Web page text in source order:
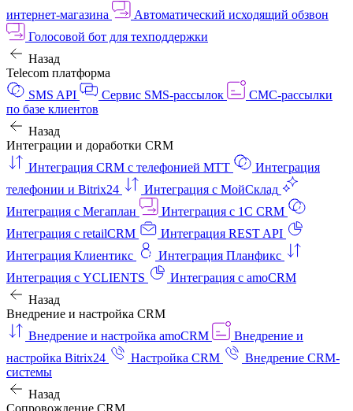
интернет‑магазина
Автоматический исходящий обзвон
Голосовой бот для техподдержки
Назад
Telecom платформа
SMS API
Сервис SMS-рассылок
СМС-рассылки
по базе клиентов
Назад
Интеграции и доработки CRM
Интеграция CRM с телефонией МТТ
Интеграция
телефонии и Bitrix24
Интеграция с МойСклад
Интеграция с Мегаплан
Интеграция с 1C CRM
Интеграция с retailCRM
Интеграция REST API
Интеграция Клиентикс
Интеграция Планфикс
Интеграция с YCLIENTS
Интеграция с amoCRM
Назад
Внедрение и настройка CRM
Внедрение и настройка amoCRM
Внедрение и
настройка Bitrix24
Настройка CRM
Внедрение CRM-
системы
Назад
Сопровождение CRM